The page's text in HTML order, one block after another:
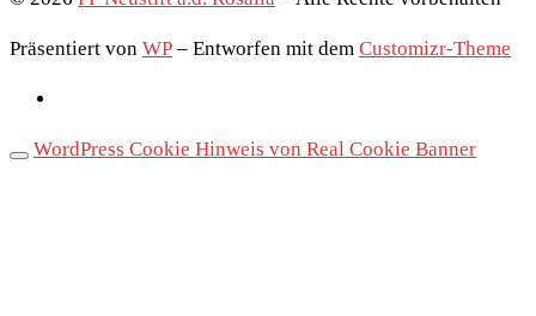
Präsentiert von WP – Entworfen mit dem Customizr-Theme
WordPress Cookie Hinweis von Real Cookie Banner